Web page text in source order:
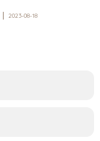
2023-08-18